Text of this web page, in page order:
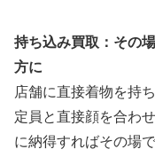
持ち込み買取：その
方に
店舗に直接着物を持
定員と直接顔を合わ
に納得すればその場